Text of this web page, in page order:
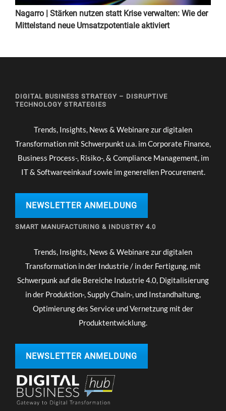
Nagarro | Stärken nutzen statt Krise verwalten: Wie der
Mittelstand neue Umsatzpotentiale aktiviert
DIGITAL BUSINESS STRATEGY – DISRUPTIVE
TECHNOLOGY STRATEGIES
Trends, Insights, News & Webinare zur digitalen
Transformation mit Schwerpunkt u.a. im Corporate Finance,
Business Process-, Risiko-, & Compliance Management, im
IT & Softwareeinkauf sowie im generellen Procurement.
NEWSLETTER ANMELDUNG
SMART MANUFACTURING & INDUSTRY 4.0
Trends, Insights, News & Webinare zur digitalen
Transformation in der Industrie / in der Fertigung, mit
Schwerpunk auf die Bereiche Industrie 4.0, Digitalisierung
in der Produktion-, Supply Chain-, und Instandhaltung,
Optimierung des Service und Vernetzung mit der
Produktentwicklung.
NEWSLETTER ANMELDUNG